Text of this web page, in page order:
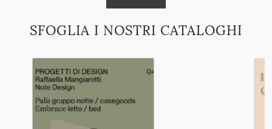
SFOGLIA I NOSTRI CATALOGHI